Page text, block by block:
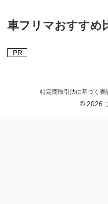
車フリマおすすめ
PR
特定商取引法に基づく表
© 2026